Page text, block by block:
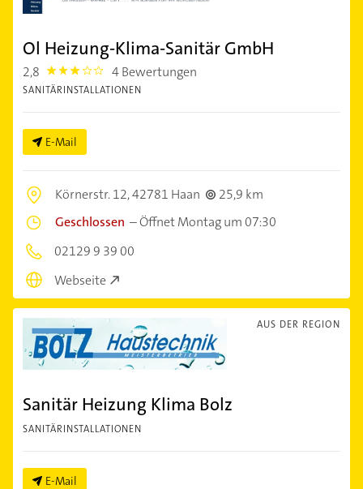
Ol Heizung-Klima-Sanitär GmbH
2,8 2.8 4 Bewertungen
SANITÄRINSTALLATIONEN
E-Mail
Körnerstr. 12,42781 Haan
25,9 km
Geschlossen –Öffnet Montag um 07:30
02129 9 39 00
Webseite
AUS DER REGION
Sanitär Heizung Klima Bolz
SANITÄRINSTALLATIONEN
E-Mail